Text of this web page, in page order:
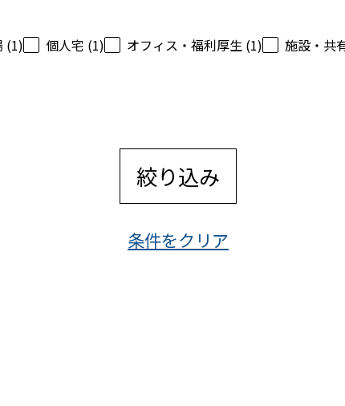
(1) 個人宅 (1) オフィス・福利厚生 (1) 施設・共
絞り込み
条件をクリア